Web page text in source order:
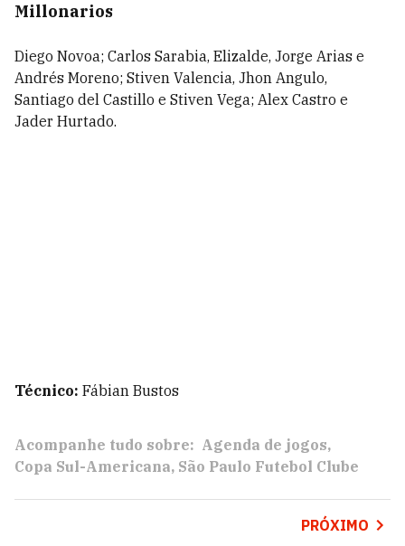
Millonarios
Diego Novoa; Carlos Sarabia, Elizalde, Jorge Arias e
Andrés Moreno; Stiven Valencia, Jhon Angulo,
Santiago del Castillo e Stiven Vega; Alex Castro e
Jader Hurtado.
Técnico: Fábian Bustos
Acompanhe tudo sobre: Agenda de jogos
Copa Sul-Americana São Paulo Futebol Clube
PRÓXIMO